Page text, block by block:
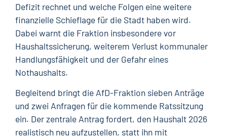
Defizit rechnet und welche Folgen eine weitere
finanzielle Schieflage für die Stadt haben wird.
Dabei warnt die Fraktion insbesondere vor
Haushaltssicherung, weiterem Verlust kommunaler
Handlungsfähigkeit und der Gefahr eines
Nothaushalts.
Begleitend bringt die AfD-Fraktion sieben Anträge
und zwei Anfragen für die kommende Ratssitzung
ein. Der zentrale Antrag fordert, den Haushalt 2026
realistisch neu aufzustellen, statt ihn mit